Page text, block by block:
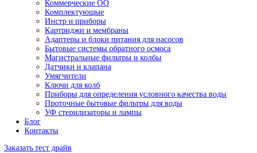
Коммерческие ОО
Комплектующые
Инстр и приборы
Картриджи и мембраны
Адаптеры и блоки питания для насосов
Бытовые системы обратного осмоса
Магистральные фильтры и колбы
Датчики и клапана
Умягчители
Ключи для колб
Приборы для определения условного качества воды
Проточные бытовые фильтры для воды
УФ стерилизаторы и лампы
Блог
Контакты
Заказать тест драйв